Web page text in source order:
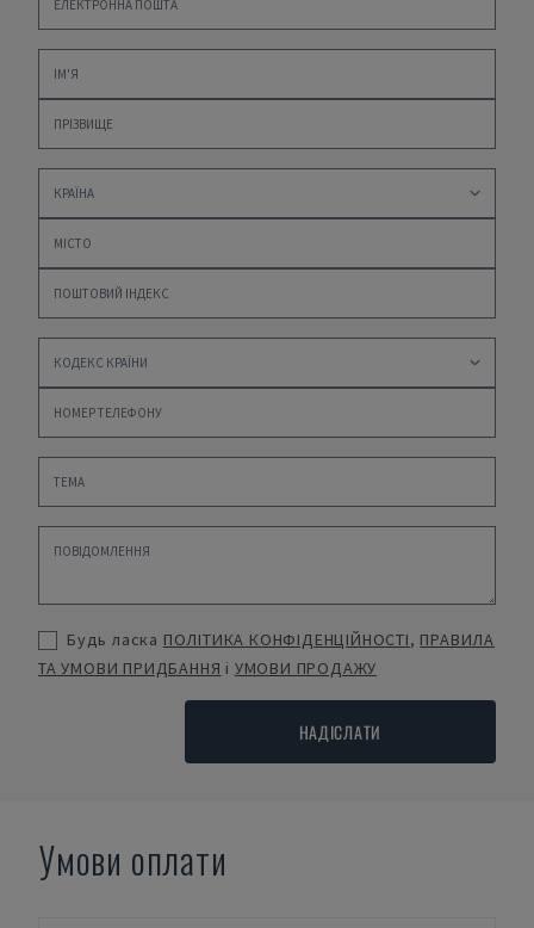
Будь ласка ПОЛІТИКА КОНФІДЕНЦІЙНОСТІ, ПРАВИЛА
ТА УМОВИ ПРИДБАННЯ і УМОВИ ПРОДАЖУ
НАДІСЛАТИ
Умови оплати